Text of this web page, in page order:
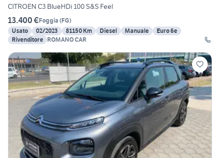
CITROEN C3 BlueHDi 100 S&S Feel
13.400 €Foggia (FG)
Usato
02/2023 81150 Km Diesel Manuale
Euro 6e
Rivenditore ROMANO CAR